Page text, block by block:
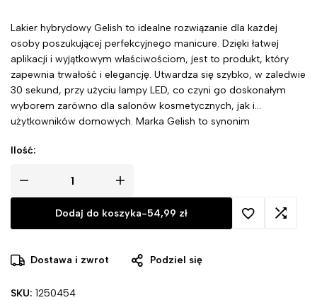
Lakier hybrydowy Gelish to idealne rozwiązanie dla każdej
osoby poszukującej perfekcyjnego manicure. Dzięki łatwej
aplikacji i wyjątkowym właściwościom, jest to produkt, który
zapewnia trwałość i elegancję. Utwardza się szybko, w zaledwie
30 sekund, przy użyciu lampy LED, co czyni go doskonałym
wyborem zarówno dla salonów kosmetycznych, jak i
użytkowników domowych. Marka Gelish to synonim
stylizacji paznokci.
Ilość:
Dodaj do koszyka-54,99 zł
Dostawa i zwrot Podziel się
SKU: 1250454